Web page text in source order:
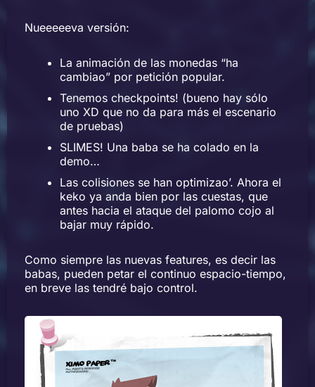
Nueeeeeva versión:
La animación de las monedas “ha
cambiao” por petición popular.
Tenemos checkpoints! (bueno hay sólo
uno XD que no da para más el escenario
de pruebas)
SLIMES! Una baba se ha colado en la
demo…
Las colisiones se han optimizao’. Ahora el
keko ya anda bien por las cuestas, que
antes hacia el ataque del palomo cojo al
bajar muy rápido.
Como siempre las nuevas features, es decir las
babas, pueden petar el continuo espacio-tiempo,
en breve las tendré bajo control.